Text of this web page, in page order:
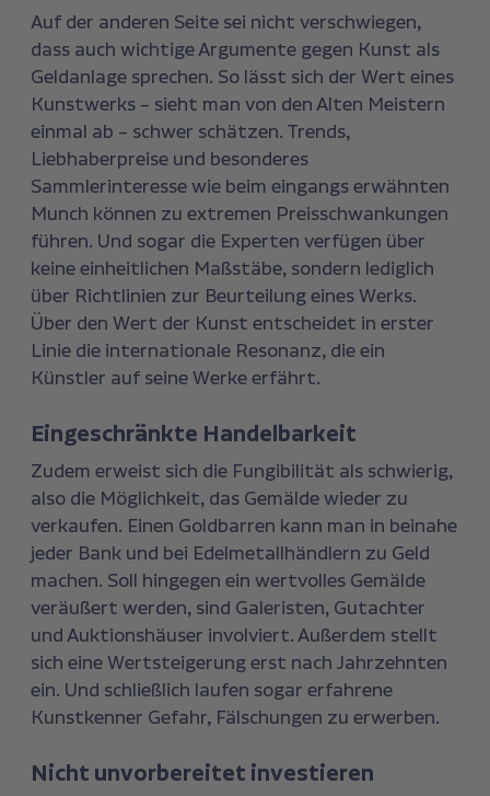
Auf der anderen Seite sei nicht verschwiegen,
dass auch wichtige Argumente gegen Kunst als
Geldanlage sprechen. So lässt sich der Wert eines
Kunstwerks – sieht man von den Alten Meistern
einmal ab – schwer schätzen. Trends,
Liebhaberpreise und besonderes
Sammlerinteresse wie beim eingangs erwähnten
Munch können zu extremen Preisschwankungen
führen. Und sogar die Experten verfügen über
keine einheitlichen Maßstäbe, sondern lediglich
über Richtlinien zur Beurteilung eines Werks.
Über den Wert der Kunst entscheidet in erster
Linie die internationale Resonanz, die ein
Künstler auf seine Werke erfährt.
Eingeschränkte Handelbarkeit
Zudem erweist sich die Fungibilität als schwierig,
also die Möglichkeit, das Gemälde wieder zu
verkaufen. Einen Goldbarren kann man in beinahe
jeder Bank und bei Edelmetallhändlern zu Geld
machen. Soll hingegen ein wertvolles Gemälde
veräußert werden, sind Galeristen, Gutachter
und Auktionshäuser involviert. Außerdem stellt
sich eine Wertsteigerung erst nach Jahrzehnten
ein. Und schließlich laufen sogar erfahrene
Kunstkenner Gefahr, Fälschungen zu erwerben.
Nicht unvorbereitet investieren